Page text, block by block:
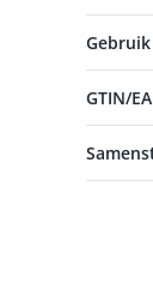
Gebruik
GTIN/